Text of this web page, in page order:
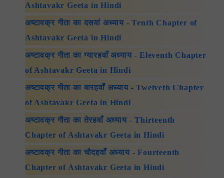
Ashtavakr Geeta in Hindi
अष्टावक्र गीता का दसवां अध्याय - Tenth Chapter of
Ashtavakr Geeta in Hindi
अष्टावक्र गीता का ग्यारहवाँ अध्याय - Eleventh Chapter
of Ashtavakr Geeta in Hindi
अष्टावक्र गीता का बारहवाँ अध्याय - Twelveth Chapter
of Ashtavakr Geeta in Hindi
अष्टावक्र गीता का तेरहवाँ अध्याय - Thirteenth
Chapter of Ashtavakr Geeta in Hindi
अष्टावक्र गीता का चौदहवाँ अध्याय - Fourteenth
Chapter of Ashtavakr Geeta in Hindi